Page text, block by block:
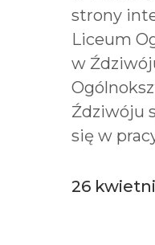
strony
Liceum
w
Ździwóju
się w
26